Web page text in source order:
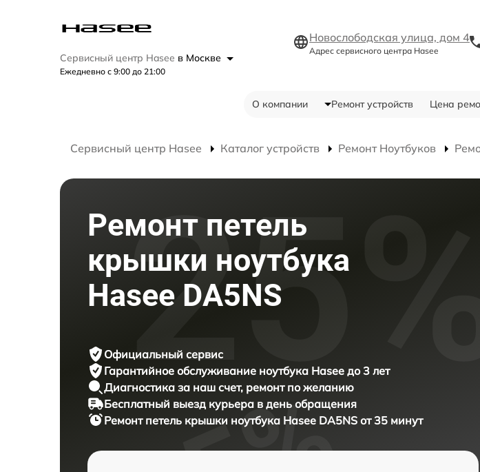
Сервисный центр Hasee в Москве
Ежедневно с 9:00 до 21:00
Новослободская улица, дом 4
Адрес сервисного центра Hasee
О компании Ремонт устройств Цена
Сервисный центр Hasee Каталог устройств Ремонт Ноутбуков
Ремонт петель
крышки ноутбука
Hasee DA5NS
Официальный сервис
Гарантийное обслуживание ноутбука Hasee до 3 лет
Диагностика за наш счет, ремонт по желанию
Бесплатный выезд курьера в день обращения
Ремонт петель крышки ноутбука Hasee DA5NS от 35 минут